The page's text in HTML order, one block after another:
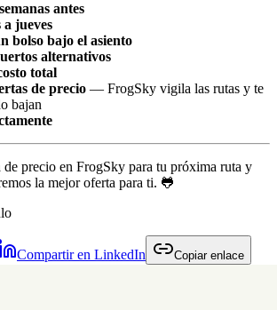
antes
jueves
bolso bajo el asiento
alternativos
total
de precio — FrogSky vigila las rutas y te
bajan
precio en FrogSky para tu próxima ruta y
la mejor oferta para ti. 🐸
Compartir en LinkedIn Copiar enlace